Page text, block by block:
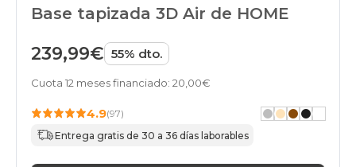
black-
days
baratos
somieres-
bases
Base tapizada 3D Air de HOME
239,99€ 55% dto.
Cuota 12 meses financiado: 20,00€
4.9(97)
Entrega gratis de 30 a 36 días laborables